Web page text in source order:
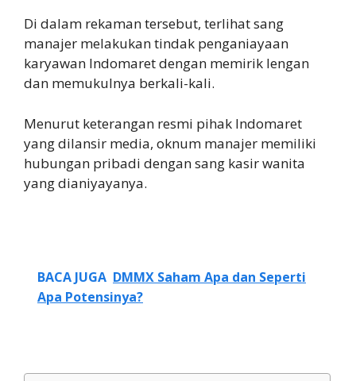
Di dalam rekaman tersebut, terlihat sang
manajer melakukan tindak penganiayaan
karyawan Indomaret dengan memirik lengan
dan memukulnya berkali-kali.
Menurut keterangan resmi pihak Indomaret
yang dilansir media, oknum manajer memiliki
hubungan pribadi dengan sang kasir wanita
yang dianiyayanya.
BACA JUGA DMMX Saham Apa dan Seperti
Apa Potensinya?